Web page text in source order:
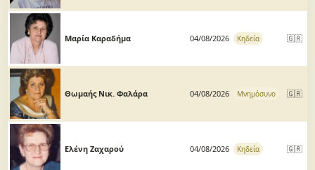
Μαρία Καραδήμα 04/08/2026 Κηδεία 🇬🇷
Θωμαής Νικ. Φαλάρα 04/08/2026 Μνημόσυνο 🇬🇷
Ελένη Ζαχαρού 04/08/2026 Κηδεία 🇬🇷